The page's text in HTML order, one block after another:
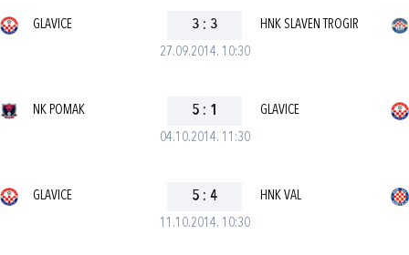
27.09.2014. 10:30
GLAVICE 3 : 3 HNK SLAVEN TROGIR
04.10.2014. 11:30
NK POMAK 5 : 1 GLAVICE
11.10.2014. 10:30
GLAVICE 5 : 4 HNK VAL